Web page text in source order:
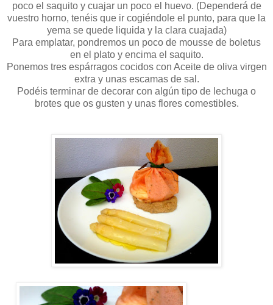
poco el saquito y cuajar un poco el huevo. (Dependerá de
vuestro horno, tenéis que ir cogiéndole el punto, para que la
yema se quede liquida y la clara cuajada)
Para emplatar, pondremos un poco de mousse de boletus
en el plato y encima el saquito.
Ponemos tres espárragos cocidos con Aceite de oliva virgen
extra y unas escamas de sal.
Podéis terminar de decorar con algún tipo de lechuga o
brotes que os gusten y unas flores comestibles.